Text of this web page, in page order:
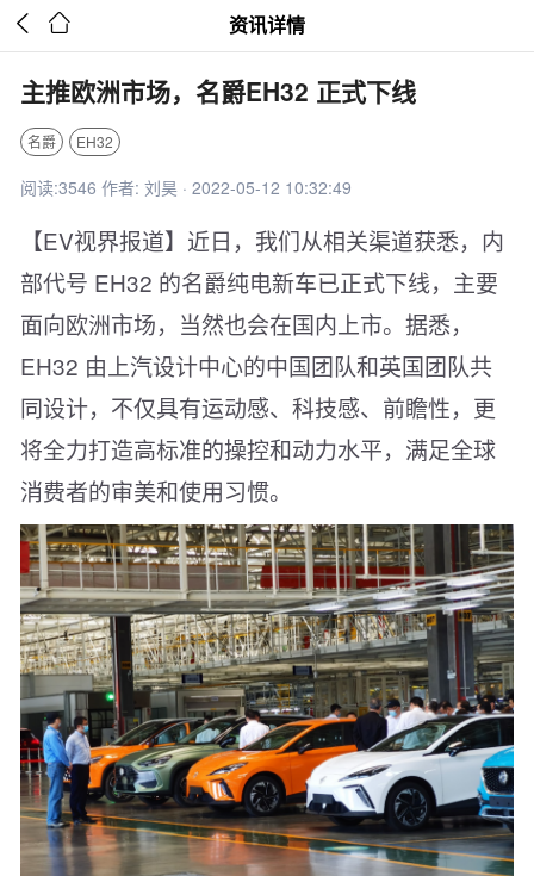
  资讯详情
主推欧洲市场，名爵EH32 正式下线
名爵 EH32
阅读:3546 作者: 刘昊 · 2022-05-12 10:32:49
【EV视界报道】近日，我们从相关渠道获悉，内
部代号 EH32 的名爵纯电新车已正式下线，主要
面向欧洲市场，当然也会在国内上市。据悉，
EH32 由上汽设计中心的中国团队和英国团队共
同设计，不仅具有运动感、科技感、前瞻性，更
将全力打造高标准的操控和动力水平，满足全球
消费者的审美和使用习惯。